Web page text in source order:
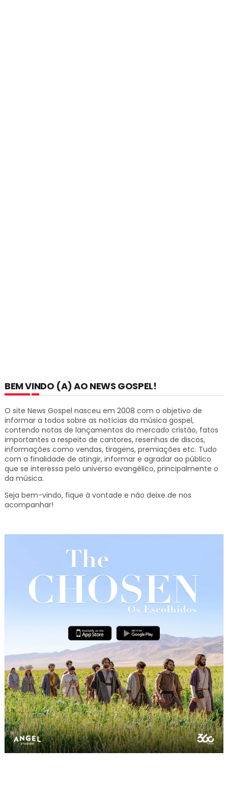
BEM VINDO (A) AO NEWS GOSPEL!
O site News Gospel nasceu em 2008 com o objetivo de
informar a todos sobre as notícias da música gospel,
contendo notas de lançamentos do mercado cristão, fatos
importantes a respeito de cantores, resenhas de discos,
informações como vendas, tiragens, premiações etc. Tudo
com a finalidade de atingir, informar e agradar ao público
que se interessa pelo universo evangélico, principalmente o
da música.
Seja bem-vindo, fique à vontade e não deixe de nos
acompanhar!